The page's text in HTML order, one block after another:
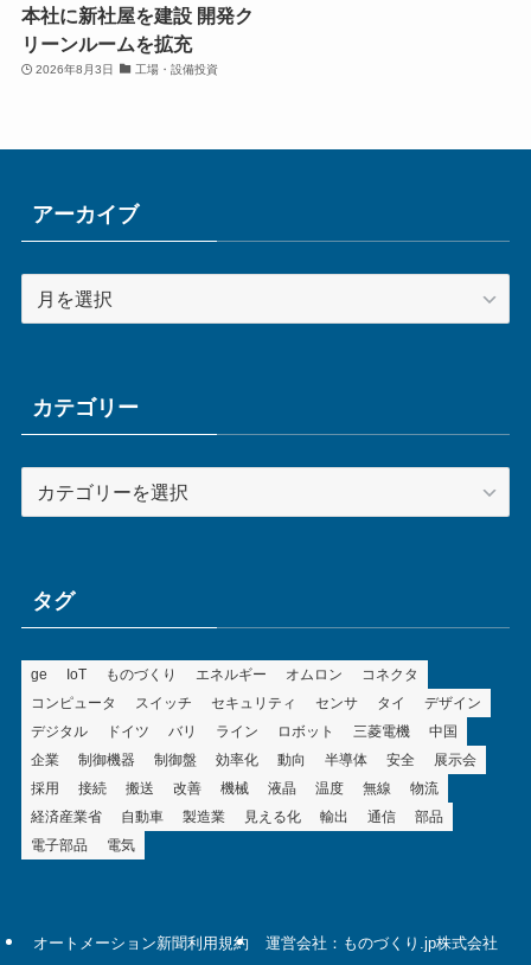
本社に新社屋を建設 開発ク
リーンルームを拡充
2026年8月3日 工場・設備投資
アーカイブ
ブカテゴリー
テ
ータグ
ge IoT ものづくり エネルギー オムロン
コネクタ
コンピュータ
スイッチ セキュリティ センサ タイ
デザイン
デジタル
ドイツ バリ ライン ロボット 三菱電機
中国
企業
制御機器 制御盤 効率化 動向 半導体 安全
展示会
採用
接続 搬送 改善 機械 液晶 温度 無線
物流
経済産業省
自動車 製造業 見える化 輸出 通信
部品
電子部品
電気
オートメーション新聞利用規約 運営会社：ものづくり.jp株式会社